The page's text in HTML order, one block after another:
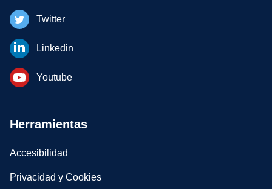
Twitter
Linkedin
Youtube
Herramientas
Accesibilidad
Privacidad y Cookies